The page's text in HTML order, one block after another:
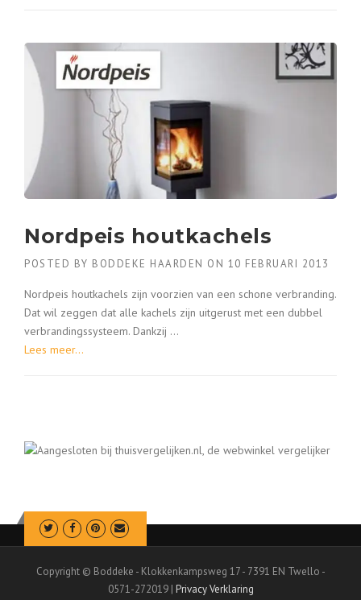
Nordpeis houtkachels
POSTED BY BODDEKE HAARDEN ON 10 FEBRUARI 2013
Nordpeis houtkachels zijn voorzien van een schone verbranding.
Dat wil zeggen dat alle kachels zijn uitgerust met een dubbel
verbrandingssysteem. Dankzij ...
Lees meer...
Copyright © Boddeke - Klokkenkampsweg 17 - 7391 EN Twello -
0571-272019 | Privacy Verklaring